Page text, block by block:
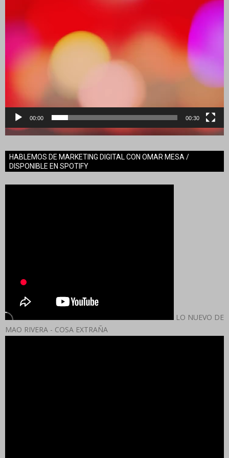
00:00 00:30
HABLEMOS DE MARKETING DIGITAL CON OMAR MESA /
DISPONIBLE EN SPOTIFY
LO NUEVO DE
MAO RIVERA - COSA EXTRAÑA